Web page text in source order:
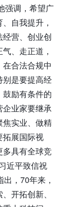
强调，希望广
自我提升，
营、创业创
、走正道，
合法合规中
别是要提高经
励有条件的
企业家要继承
焦实业、做精
拓展国际视
多具有全球竞
近平致信祝
，70年来，
开拓创新、